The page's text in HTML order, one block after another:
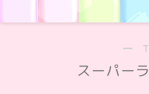
―
スーパー